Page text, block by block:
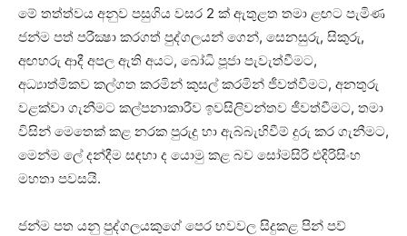
මේ තත්ත්වය අනුව පසුගිය වසර 2 ක්‌ ඇතුළත තමා ළඟට පැමිණ
ජන්ම පත් පරීක්‍ෂා කරගත් පුද්ගලයන් ගෙන්, සෙනසුරු, සිකුරු,
අඟහරු ආදී අපල ඇති අයට, බෝධි පූජා පැවැත්වීමට,
අධ්‍යාත්මිකව කල්ගත කරමින් කුසල් කරමින් ජීවත්වීමට, අනතුරු
වළක්‌වා ගැනීමට කල්පනාකාරීව ඉවසිලිවන්තව ජීවත්වීමට, තමා
විසින් මෙතෙක්‌ කළ නරක පුරුදු හා ඇබ්බැහිවීම් දුරු කර ගැනීමට,
මෙන්ම ලේ දන්දීම සඳහා ද යොමු කළ බව සෝමසිරි එදිරිසිංහ
මහතා පවසයි.
ජන්ම පත යනු පුද්ගලයකුගේ පෙර භවවල සිදුකළ පින් පව්